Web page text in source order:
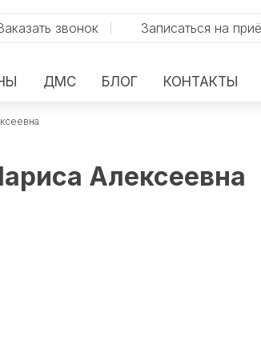
звонок Записаться на
ДМС БЛОГ КОНТАКТЫ
Алексеевна